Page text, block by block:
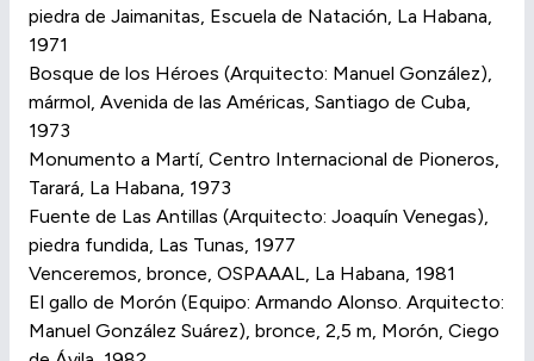
piedra de Jaimanitas, Escuela de Natación, La Habana,
1971
Bosque de los Héroes (Arquitecto: Manuel González),
mármol, Avenida de las Américas, Santiago de Cuba,
1973
Monumento a Martí, Centro Internacional de Pioneros,
Tarará, La Habana, 1973
Fuente de Las Antillas (Arquitecto: Joaquín Venegas),
piedra fundida, Las Tunas, 1977
Venceremos, bronce, OSPAAAL, La Habana, 1981
El gallo de Morón (Equipo: Armando Alonso. Arquitecto:
Manuel González Suárez), bronce, 2,5 m, Morón, Ciego